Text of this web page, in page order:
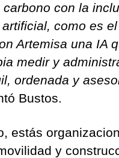
con la
como es
Artemisa una IA
medir y
ordenada y
Bustos.
estás
y